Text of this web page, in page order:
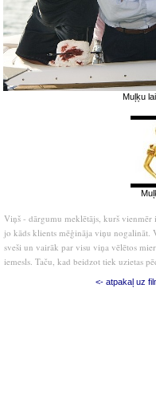
Muļķu
Viņš - dārgumu meklētājs, kurš vienmēr
jo kāds klients mēģināja viņu
sveši un vairāk par visu viņa vēlētos
iemesls. Taču, kad beidzot tiek uzietas
<- atpakaļ uz